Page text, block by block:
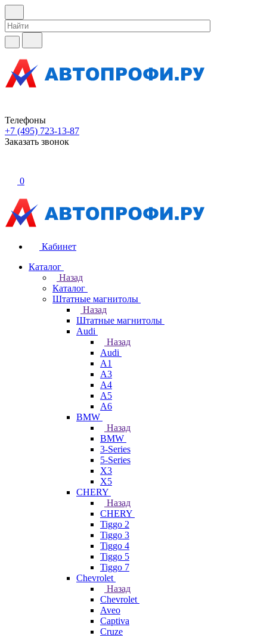
Телефоны
+7 (495) 723-13-87
Заказать звонок
0
Кабинет
Каталог
Назад
Каталог
Штатные магнитолы
Назад
Штатные магнитолы
Audi
Назад
Audi
A1
A3
A4
A5
A6
BMW
Назад
BMW
3-Series
5-Series
X3
X5
CHERY
Назад
CHERY
Tiggo 2
Tiggo 3
Tiggo 4
Tiggo 5
Tiggo 7
Chevrolet
Назад
Chevrolet
Aveo
Captiva
Cruze